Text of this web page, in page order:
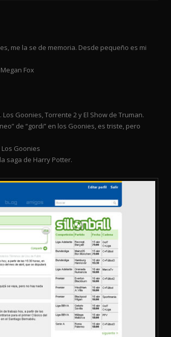
me la se de memoria. Desde pequeño es mi
Fox
. Los Goonies, Torrente 2 y El Show de Truman.
de “gordi” en los Goonies, es triste, pero
Goonies
saga de Harry Potter.